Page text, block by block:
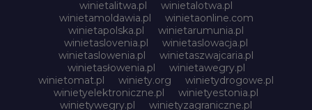
winietalitwa.pl
winietalotwa.pl
winietamoldawia.pl
winietaonline.com
winietapolska.pl
winietarumunia.pl
winietaslovenia.pl
winietaslowacja.pl
winietaslowenia.pl
winietaszwajcaria.pl
winietasłowenia.pl
winietawegry.pl
winietomat.pl
winiety.org
winietydrogowe.pl
winietyelektroniczne.pl
winietyestonia.pl
winietywegry.pl
winietyzagraniczne.pl